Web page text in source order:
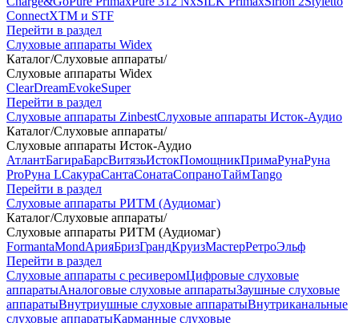
ConnectXTM и STF
Перейти в раздел
Слуховые аппараты Widex
Каталог/Слуховые аппараты/
Слуховые аппараты Widex
ClearDreamEvokeSuper
Перейти в раздел
Слуховые аппараты ZinbestСлуховые аппараты Исток-Аудио
Каталог/Слуховые аппараты/
Слуховые аппараты Исток-Аудио
АтлантБагираБарсВитязьИстокПомощникПримаРунаРуна
ProРуна LСакураСантаСонатаСопраноТаймTango
Перейти в раздел
Слуховые аппараты РИТМ (Аудиомаг)
Каталог/Слуховые аппараты/
Слуховые аппараты РИТМ (Аудиомаг)
FormantaMondАрияБризГрандКруизМастерРетроЭльф
Перейти в раздел
Слуховые аппараты с ресиверомЦифровые слуховые
аппаратыАналоговые слуховые аппаратыЗаушные слуховые
аппаратыВнутриушные слуховые аппаратыВнутриканальные
слуховые аппаратыКарманные слуховые